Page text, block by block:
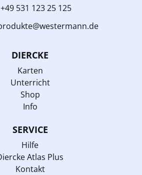
+49 531 123 25 125
DIERCKE
Karten
Unterricht
Shop
Info
SERVICE
Hilfe
Atlas Plus
Kontakt